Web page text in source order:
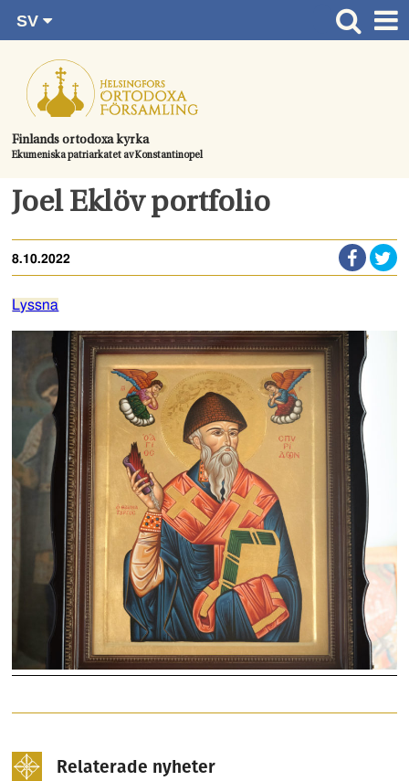
direkt
innehållet.
Finlands ortodoxa kyrka
Ekumeniska patriarkatet av Konstantinopel
SV
RU
EN
UA
Huvudsida
Gudstjänster
Kom med
Kontaktuppgifter
Bröllop
Begravningen
Joel Eklöv portfolio
8.10.2022
Lyssna
Relaterade nyheter